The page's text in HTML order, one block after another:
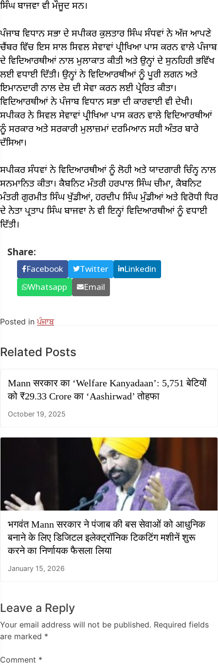
ਸਿੰਘ ਬਾਜਵਾ ਵੀ ਮੌਜੂਦ ਸਨ।
ਪੰਜਾਬ ਵਿਧਾਨ ਸਭਾ ਦੇ ਸਪੀਕਰ ਕੁਲਤਾਰ ਸਿੰਘ ਸੰਧਵਾਂ ਨੇ ਅੱਜ ਆਪਣੇ
ਚੈਂਬਰ ਵਿੱਚ ਇਸ ਸਾਲ ਸਿਵਲ ਸੇਵਾਵਾਂ ਪ੍ਰੀਖਿਆ ਪਾਸ ਕਰਨ ਵਾਲੇ ਪੰਜਾਬ
ਦੇ ਵਿਦਿਆਰਥੀਆਂ ਨਾਲ ਮੁਲਾਕਾਤ ਕੀਤੀ ਅਤੇ ਉਨ੍ਹਾਂ ਦੇ ਸੁਨਹਿਰੀ ਭਵਿੱਖ
ਲਈ ਵਧਾਈ ਦਿੱਤੀ। ਉਨ੍ਹਾਂ ਨੇ ਵਿਦਿਆਰਥੀਆਂ ਨੂੰ ਪੂਰੀ ਲਗਨ ਅਤੇ
ਇਮਾਨਦਾਰੀ ਨਾਲ ਦੇਸ਼ ਦੀ ਸੇਵਾ ਕਰਨ ਲਈ ਪ੍ਰੇਰਿਤ ਕੀਤਾ।
ਵਿਦਿਆਰਥੀਆਂ ਨੇ ਪੰਜਾਬ ਵਿਧਾਨ ਸਭਾ ਦੀ ਕਾਰਵਾਈ ਵੀ ਦੇਖੀ।
ਸਪੀਕਰ ਨੇ ਸਿਵਲ ਸੇਵਾਵਾਂ ਪ੍ਰੀਖਿਆ ਪਾਸ ਕਰਨ ਵਾਲੇ ਵਿਦਿਆਰਥੀਆਂ
ਨੂੰ ਸਰਕਾਰ ਅਤੇ ਸਰਕਾਰੀ ਮੁਲਾਜ਼ਮਾਂ ਦਰਮਿਆਨ ਸਹੀ ਅੰਤਰ ਬਾਰੇ
ਦੱਸਿਆ।
ਸਪੀਕਰ ਸੰਧਵਾਂ ਨੇ ਵਿਦਿਆਰਥੀਆਂ ਨੂੰ ਲੋਹੀ ਅਤੇ ਯਾਦਗਾਰੀ ਚਿੰਨ੍ਹ ਨਾਲ
ਸਨਮਾਨਿਤ ਕੀਤਾ। ਕੈਬਨਿਟ ਮੰਤਰੀ ਹਰਪਾਲ ਸਿੰਘ ਚੀਮਾ, ਕੈਬਨਿਟ
ਮੰਤਰੀ ਗੁਰਮੀਤ ਸਿੰਘ ਖੁੱਡੀਆਂ, ਹਰਦੀਪ ਸਿੰਘ ਮੁੰਡੀਆਂ ਅਤੇ ਵਿਰੋਧੀ ਧਿਰ
ਦੇ ਨੇਤਾ ਪ੍ਰਤਾਪ ਸਿੰਘ ਬਾਜਵਾ ਨੇ ਵੀ ਇਨ੍ਹਾਂ ਵਿਦਿਆਰਥੀਆਂ ਨੂੰ ਵਧਾਈ
ਦਿੱਤੀ।
Share:
Facebook Twitter
Linkedin
Whatsapp
Email
Posted inਪੰਜਾਬ
Related Posts
Mann सरकार का ‘Welfare Kanyadaan’: 5,751 बेटियों
को ₹29.33 Crore का ‘Aashirwad’ तोहफा
October 19, 2025
भगवंत Mann सरकार ने पंजाब की बस सेवाओं को आधुनिक
बनाने के लिए डिजिटल इलेक्ट्रॉनिक टिकटिंग मशीनें शुरू
करने का निर्णायक फैसला लिया
January 15, 2026
Leave a Reply
Your email address will not be published. Required fields
are marked *
Comment *